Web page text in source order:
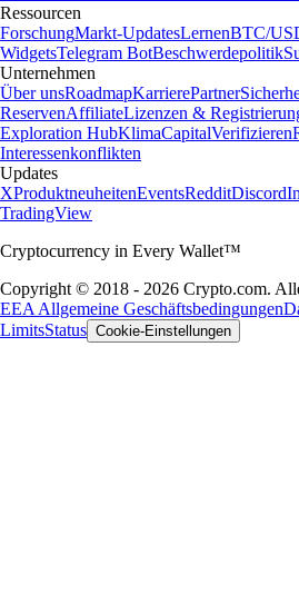
Ressourcen
ForschungMarkt-UpdatesLernenBTC/
WidgetsTelegram BotBeschwerdepolitik
Unternehmen
Über unsRoadmapKarrierePartner
ReservenAffiliateLizenzen &
Exploration HubKlimaCapitalVerifizieren
Interessenkonflikten
Updates
XProduktneuheitenEventsRedditDiscord
TradingView
Cryptocurrency in Every Wallet™
Copyright © 2018 - 2026 Crypto.com.
EEA Allgemeine Geschäftsbedingungen
LimitsStatus Cookie-Einstellungen